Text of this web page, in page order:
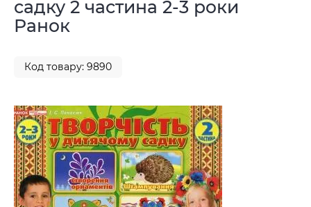
садку 2 частина 2-3 роки
Ранок
Код товару: 9890